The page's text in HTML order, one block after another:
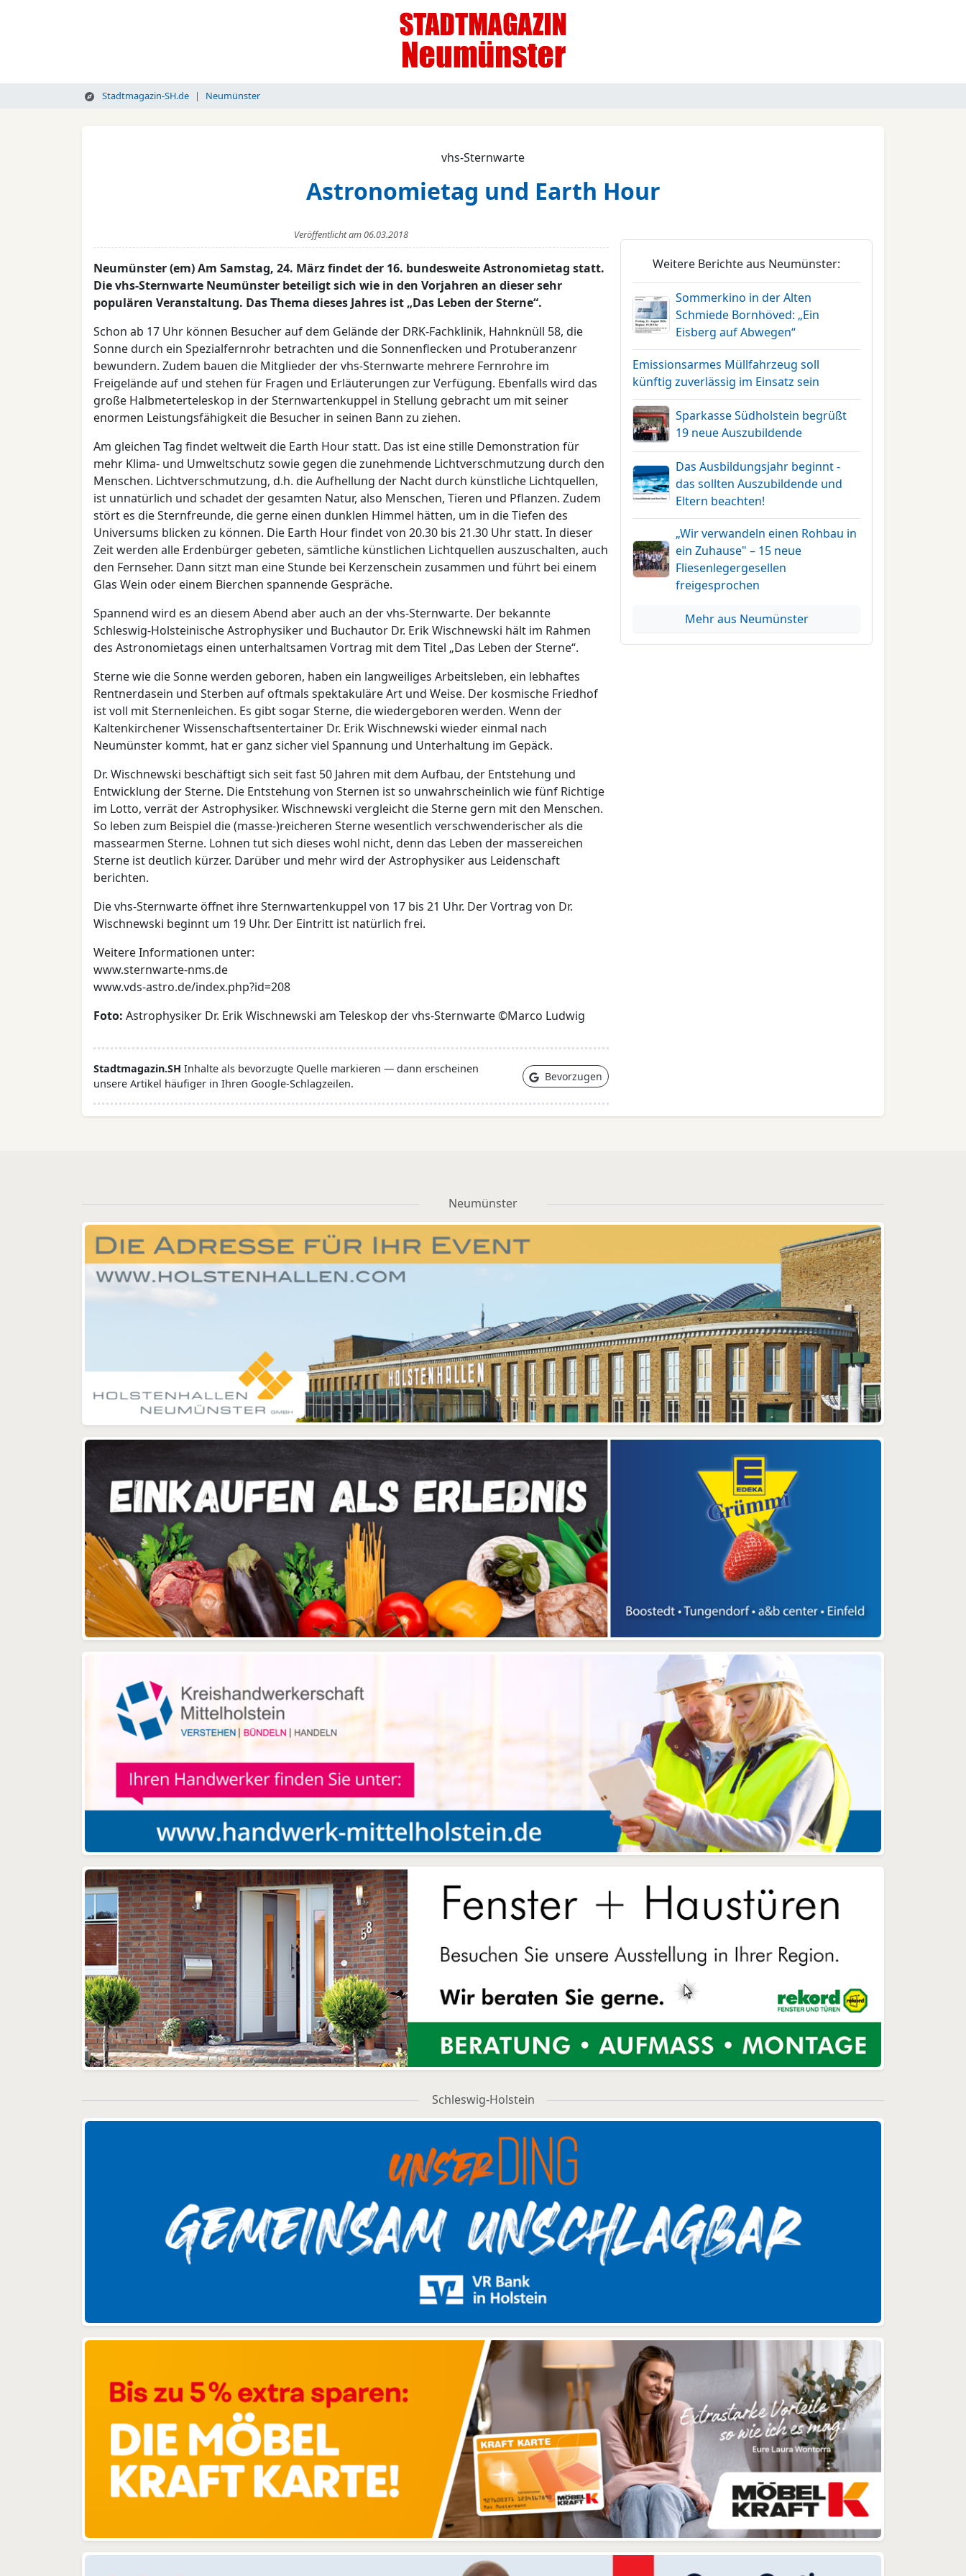
Stadtmagazin-SH.de Neumünster
vhs-Sternwarte
Astronomietag und Earth Hour
Veröffentlicht am06.03.2018
Neumünster (em) Am Samstag, 24. März findet der 16. bundesweite Astronomietag statt.
Die vhs-Sternwarte Neumünster beteiligt sich wie in den Vorjahren an dieser sehr
populären Veranstaltung. Das Thema dieses Jahres ist „Das Leben der Sterne“.
Schon ab 17 Uhr können Besucher auf dem Gelände der DRK-Fachklinik, Hahnknüll 58, die
Sonne durch ein Spezialfernrohr betrachten und die Sonnenflecken und Protuberanzenr
bewundern. Zudem bauen die Mitglieder der vhs-Sternwarte mehrere Fernrohre im
Freigelände auf und stehen für Fragen und Erläuterungen zur Verfügung. Ebenfalls wird das
große Halbmeterteleskop in der Sternwartenkuppel in Stellung gebracht um mit seiner
enormen Leistungsfähigkeit die Besucher in seinen Bann zu ziehen.
Am gleichen Tag findet weltweit die Earth Hour statt. Das ist eine stille Demonstration für
mehr Klima- und Umweltschutz sowie gegen die zunehmende Lichtverschmutzung durch den
Menschen. Lichtverschmutzung, d.h. die Aufhellung der Nacht durch künstliche Lichtquellen,
ist unnatürlich und schadet der gesamten Natur, also Menschen, Tieren und Pflanzen. Zudem
stört es die Sternfreunde, die gerne einen dunklen Himmel hätten, um in die Tiefen des
Universums blicken zu können. Die Earth Hour findet von 20.30 bis 21.30 Uhr statt. In dieser
Zeit werden alle Erdenbürger gebeten, sämtliche künstlichen Lichtquellen auszuschalten, auch
den Fernseher. Dann sitzt man eine Stunde bei Kerzenschein zusammen und führt bei einem
Glas Wein oder einem Bierchen spannende Gespräche.
Spannend wird es an diesem Abend aber auch an der vhs-Sternwarte. Der bekannte
Schleswig-Holsteinische Astrophysiker und Buchautor Dr. Erik Wischnewski hält im Rahmen
des Astronomietags einen unterhaltsamen Vortrag mit dem Titel „Das Leben der Sterne“.
Sterne wie die Sonne werden geboren, haben ein langweiliges Arbeitsleben, ein lebhaftes
Rentnerdasein und Sterben auf oftmals spektakuläre Art und Weise. Der kosmische Friedhof
ist voll mit Sternenleichen. Es gibt sogar Sterne, die wiedergeboren werden. Wenn der
Kaltenkirchener Wissenschaftsentertainer Dr. Erik Wischnewski wieder einmal nach
Neumünster kommt, hat er ganz sicher viel Spannung und Unterhaltung im Gepäck.
Dr. Wischnewski beschäftigt sich seit fast 50 Jahren mit dem Aufbau, der Entstehung und
Entwicklung der Sterne. Die Entstehung von Sternen ist so unwahrscheinlich wie fünf Richtige
im Lotto, verrät der Astrophysiker. Wischnewski vergleicht die Sterne gern mit den Menschen.
So leben zum Beispiel die (masse-)reicheren Sterne wesentlich verschwenderischer als die
massearmen Sterne. Lohnen tut sich dieses wohl nicht, denn das Leben der massereichen
Sterne ist deutlich kürzer. Darüber und mehr wird der Astrophysiker aus Leidenschaft
berichten.
Die vhs-Sternwarte öffnet ihre Sternwartenkuppel von 17 bis 21 Uhr. Der Vortrag von Dr.
Wischnewski beginnt um 19 Uhr. Der Eintritt ist natürlich frei.
Weitere Informationen unter:
www.sternwarte-nms.de
www.vds-astro.de/index.php?id=208
Foto: Astrophysiker Dr. Erik Wischnewski am Teleskop der vhs-Sternwarte ©Marco Ludwig
Stadtmagazin.SH Inhalte als bevorzugte Quelle markieren — dann erscheinen
unsere Artikel häufiger in Ihren Google-Schlagzeilen.
Bevorzugen
Weitere Berichte aus Neumünster:
Sommerkino in der Alten
Schmiede Bornhöved: „Ein
Eisberg auf Abwegen“
Emissionsarmes Müllfahrzeug soll
künftig zuverlässig im Einsatz sein
Sparkasse Südholstein begrüßt
19 neue Auszubildende
Das Ausbildungsjahr beginnt -
das sollten Auszubildende und
Eltern beachten!
„Wir verwandeln einen Rohbau in
ein Zuhause" – 15 neue
Fliesenlegergesellen
freigesprochen
Mehr aus Neumünster
Neumünster
Schleswig-Holstein